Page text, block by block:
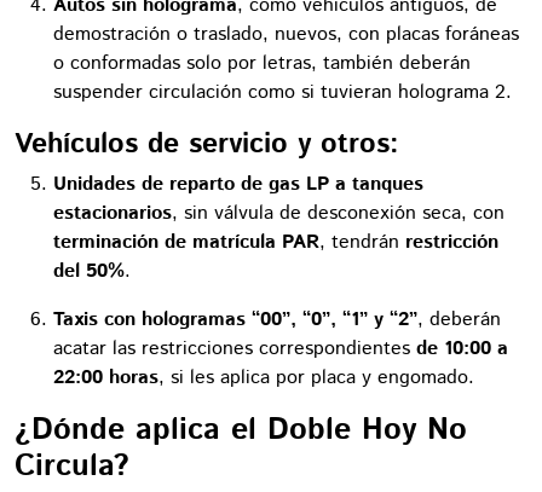
demostración o traslado, nuevos, con placas foráneas
o conformadas solo por letras, también deberán
suspender circulación como si tuvieran holograma 2.
Vehículos de servicio y otros:
Unidades de reparto de gas LP a tanques
estacionarios, sin válvula de desconexión seca, con
terminación de matrícula PAR, tendrán restricción
del 50%.
Taxis con hologramas “00”, “0”, “1” y “2”, deberán
acatar las restricciones correspondientes de 10:00 a
22:00 horas, si les aplica por placa y engomado.
¿Dónde aplica el Doble Hoy No
Circula?